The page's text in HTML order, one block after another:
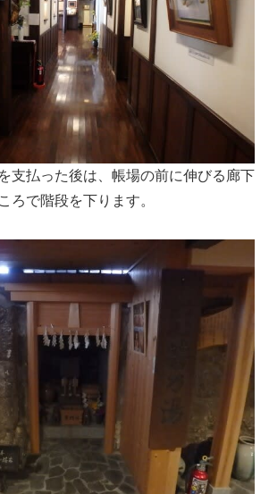
支払った後は、帳場の前に伸びる廊下
ろで階段を下ります。